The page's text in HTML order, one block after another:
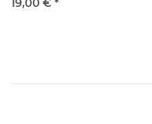
19,00 € *